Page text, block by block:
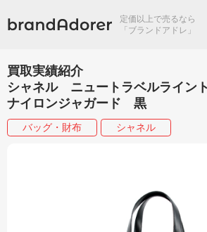
定価以上で売るなら
「ブランドアドレ」
買取実績紹介
シャネル ニュートラベルライ
ナイロンジャガード 黒
バッグ・財布 シャネル